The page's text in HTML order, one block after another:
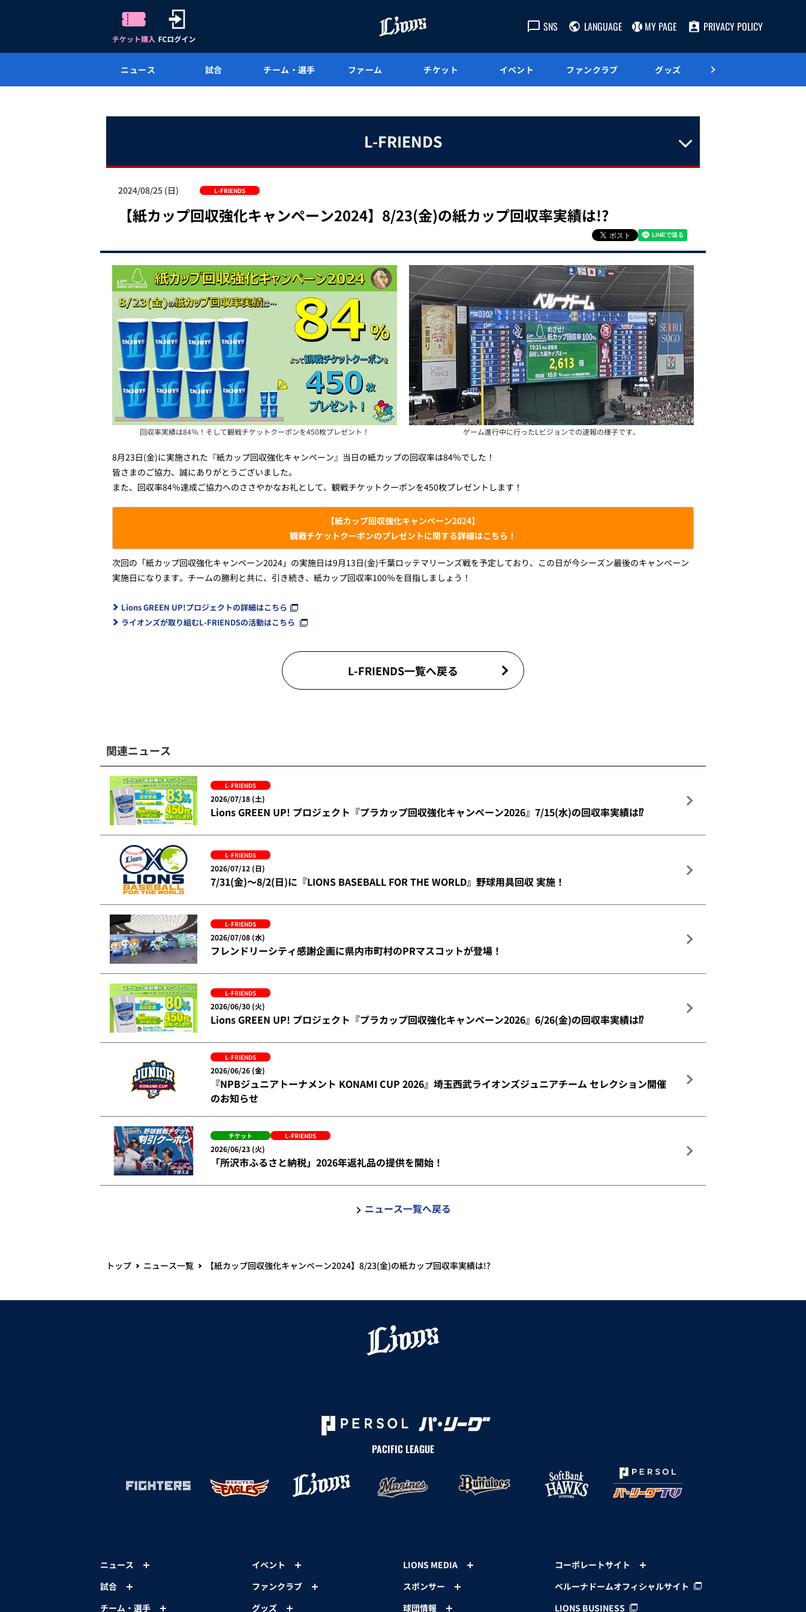
SNS LANGUAGE MY PAGE PRIVACY POLICY
ニュース 試合 チーム・選手 ファーム チケット イベント ファンクラブ グッズ
L-FRIENDS
2024/08/25 (日) L-FRIENDS
【紙カップ回収強化キャンペーン2024】8/23(金)の紙カップ回収率実績は!?
回収率実績は84％！そして観戦チケットクーポンを450枚プレゼント！ ゲーム進行中に行ったLビジョンでの速報の様子です。
8月23日(金)に実施された『紙カップ回収強化キャンペーン』当日の紙カップの回収率は84％でした！
皆さまのご協力、誠にありがとうございました。
また、回収率84％達成ご協力へのささやかなお礼として、観戦チケットクーポンを450枚プレゼントします！
【紙カップ回収強化キャンペーン2024】
観戦チケットクーポンのプレゼントに関する詳細はこちら！
次回の「紙カップ回収強化キャンペーン2024」の実施日は9月13日(金)千葉ロッテマリーンズ戦を予定しており、この日が今シーズン最後のキャンペーン
実施日になります。チームの勝利と共に、引き続き、紙カップ回収率100％を目指しましょう！
Lions GREEN UP!プロジェクトの詳細はこちら
ライオンズが取り組むL-FRIENDSの活動はこちら
L-FRIENDS一覧へ戻る
関連ニュース
L-FRIENDS
2026/07/18 (土)
Lions GREEN UP! プロジェクト『プラカップ回収強化キャンペーン2026』7/15(水)の回収率実績は⁉
L-FRIENDS
2026/07/12 (日)
7/31(金)～8/2(日)に『LIONS BASEBALL FOR THE WORLD』野球用具回収 実施！
L-FRIENDS
2026/07/08 (水)
フレンドリーシティ感謝企画に県内市町村のPRマスコットが登場！
L-FRIENDS
2026/06/30 (火)
Lions GREEN UP! プロジェクト『プラカップ回収強化キャンペーン2026』6/26(金)の回収率実績は⁉
L-FRIENDS
2026/06/26 (金)
『NPBジュニアトーナメント KONAMI CUP 2026』埼玉西武ライオンズジュニアチーム セレクション開催
のお知らせ
チケット L-FRIENDS
2026/06/23 (火)
「所沢市ふるさと納税」2026年返礼品の提供を開始！
ニュース一覧へ戻る
トップ ニュース一覧 【紙カップ回収強化キャンペーン2024】8/23(金)の紙カップ回収率実績は!?
PACIFIC LEAGUE
ニュース
試合
チーム・選手
イベント
ファンクラブ
グッズ
LIONS MEDIA
スポンサー
球団情報
コーポレートサイト
ベルーナドームオフィシャルサイト
LIONS BUSINESS